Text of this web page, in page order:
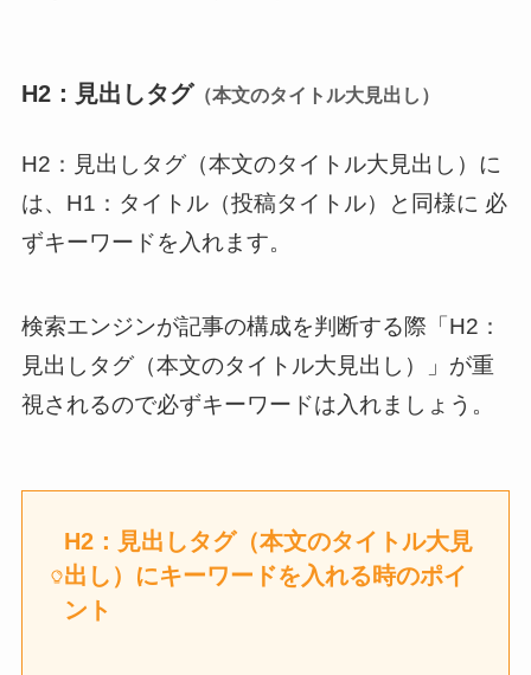
H2：見出しタグ （本文のタイトル大見出し）
H2：見出しタグ（本文のタイトル大見出し）に
は、H1：タイトル（投稿タイトル）と同様に 必
ずキーワードを入れます。
検索エンジンが記事の構成を判断する際「H2：
見出しタグ（本文のタイトル大見出し）」が重
視されるので必ずキーワードは入れましょう。
H2：見出しタグ（本文のタイトル大見
出し）にキーワードを入れる時のポイ
ント
稼ぐために
特化したWordPressテーマ